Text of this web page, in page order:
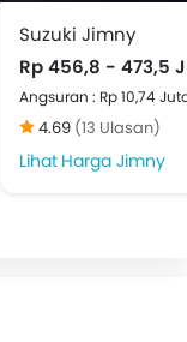
Suzuki Jimny
Rp 456,8 - 473,5
Angsuran : Rp 10,74
4.69 (13 Ulasan)
Harga Jimny